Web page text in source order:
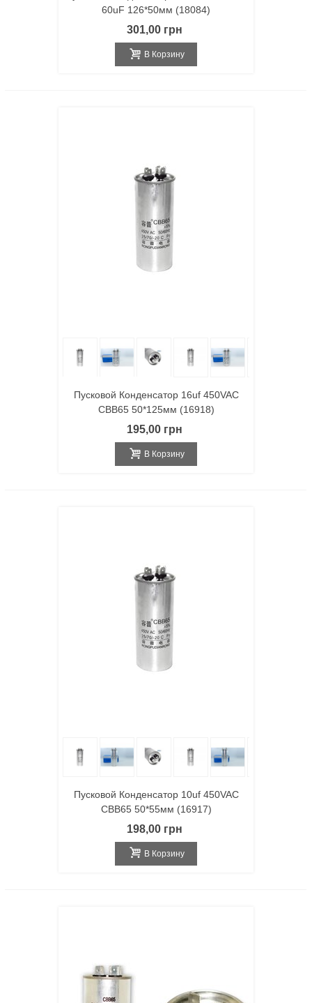
60uF 126*50мм (18084)
301,00 грн
В Корзину
Пусковой Конденсатор 16uf 450VAC
CBB65 50*125мм (16918)
195,00 грн
В Корзину
Пусковой Конденсатор 10uf 450VAC
CBB65 50*55мм (16917)
198,00 грн
В Корзину